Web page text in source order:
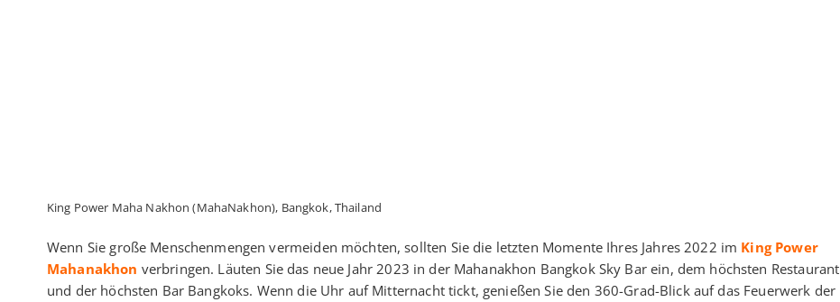
King Power Maha Nakhon (MahaNakhon), Bangkok, Thailand
Wenn Sie große Menschenmengen vermeiden möchten, sollten Sie die letzten Momente Ihres Jahres 2022 im King Power
Mahanakhon verbringen. Läuten Sie das neue Jahr 2023 in der Mahanakhon Bangkok Sky Bar ein, dem höchsten Restaurant
und der höchsten Bar Bangkoks. Wenn die Uhr auf Mitternacht tickt, genießen Sie den 360-Grad-Blick auf das Feuerwerk der